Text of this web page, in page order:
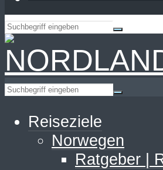
Reiseziele
Norwegen
Ratgeber |